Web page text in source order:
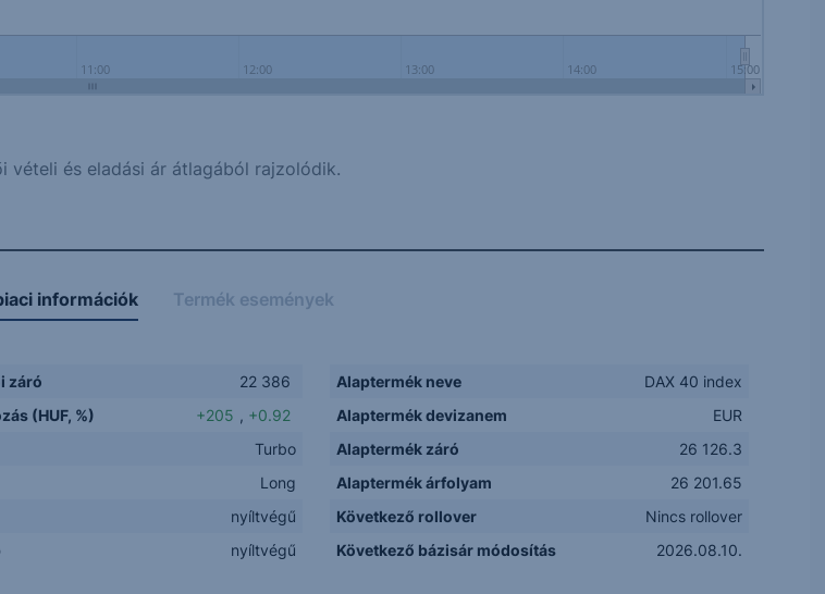
11:00 12:00 13:00 14:00 15:00
és eladási ár átlagából rajzolódik.
információk Termék események
záró
22 386
(HUF, %)
+205 , +0.92
Turbo
Long
nyíltvégű
nyíltvégű
Alaptermék neve
DAX 40 index
Alaptermék devizanem
EUR
Alaptermék záró
26 126.3
Alaptermék árfolyam
26 201.65
Következő rollover
Nincs rollover
Következő bázisár módosítás
2026.08.10.